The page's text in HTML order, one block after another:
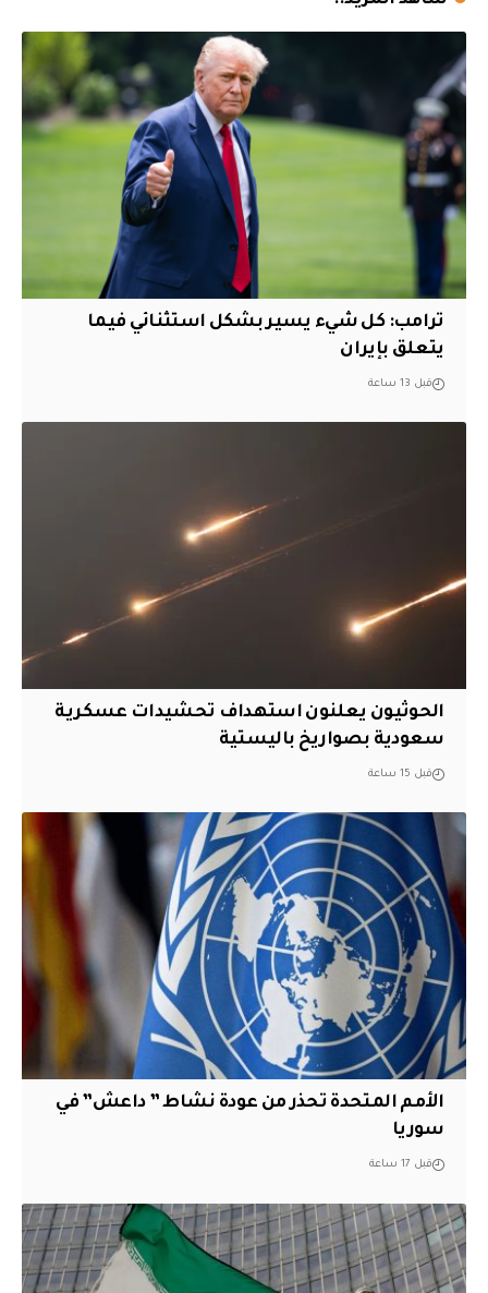
ترامب: كل شيء يسير بشكل استثنائي فيما
يتعلق بإيران
قبل 13 ساعة
الحوثيون يعلنون استهداف تحشيدات عسكرية
سعودية بصواريخ باليستية
قبل 15 ساعة
الأمم المتحدة تحذر من عودة نشاط ” داعش” في
سوريا
قبل 17 ساعة